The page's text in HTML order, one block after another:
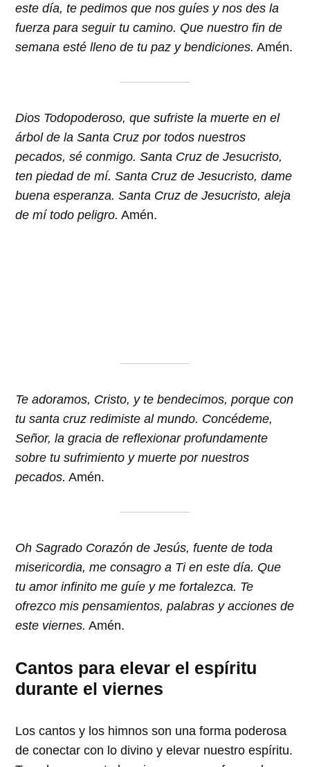
este día, te pedimos que nos guíes y nos des la
fuerza para seguir tu camino. Que nuestro fin de
semana esté lleno de tu paz y bendiciones. Amén.
Dios Todopoderoso, que sufriste la muerte en el
árbol de la Santa Cruz por todos nuestros
pecados, sé conmigo. Santa Cruz de Jesucristo,
ten piedad de mí. Santa Cruz de Jesucristo, dame
buena esperanza. Santa Cruz de Jesucristo, aleja
de mí todo peligro. Amén.
Te adoramos, Cristo, y te bendecimos, porque con
tu santa cruz redimiste al mundo. Concédeme,
Señor, la gracia de reflexionar profundamente
sobre tu sufrimiento y muerte por nuestros
pecados. Amén.
Oh Sagrado Corazón de Jesús, fuente de toda
misericordia, me consagro a Ti en este día. Que
tu amor infinito me guíe y me fortalezca. Te
ofrezco mis pensamientos, palabras y acciones de
este viernes. Amén.
Cantos para elevar el espíritu
durante el viernes
Los cantos y los himnos son una forma poderosa
de conectar con lo divino y elevar nuestro espíritu.